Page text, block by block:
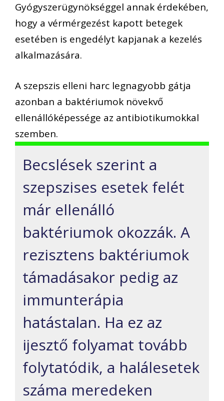
Gyógyszerügynökséggel annak érdekében,
hogy a vérmérgezést kapott betegek
esetében is engedélyt kapjanak a kezelés
alkalmazására.
A szepszis elleni harc legnagyobb gátja
azonban a baktériumok növekvő
ellenállóképessége az antibiotikumokkal
szemben.
Becslések szerint a
szepszises esetek felét
már ellenálló
baktériumok okozzák. A
rezisztens baktériumok
támadásakor pedig az
immunterápia
hatástalan. Ha ez az
ijesztő folyamat tovább
folytatódik, a halálesetek
száma meredeken